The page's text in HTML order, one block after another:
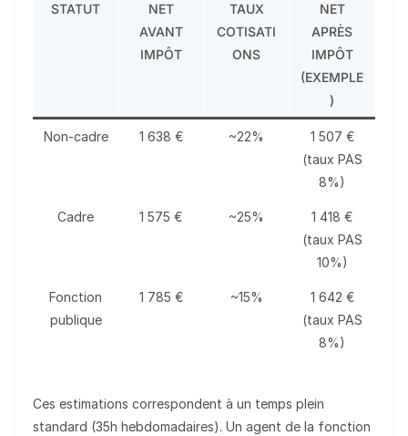
STATUT
NET
AVANT
IMPÔT
TAUX
COTISATI
ONS
NET
APRÈS
IMPÔT
(EXEMPLE
)
Non-cadre 1 638 € ~22%
1 507 €
(taux PAS
8%)
Cadre 1 575 € ~25%
1 418 €
(taux PAS
10%)
Fonction
publique
1 785 € ~15%
1 642 €
(taux PAS
8%)
Ces estimations correspondent à un temps plein
standard (35h hebdomadaires). Un agent de la fonction